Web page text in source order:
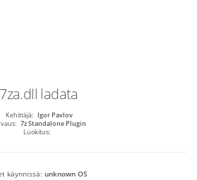
7za.dll ladata
Kehittäjä: Igor Pavlov
7z Standalone Plugin
Luokitus:
käynnissä: unknown OS